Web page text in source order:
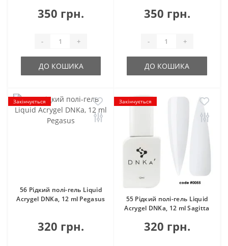
350 грн.
- +
ДО КОШИКА
350 грн.
- +
ДО КОШИКА
Закінчується
56 Рідкий полі-гель Liquid
Acrygel DNKa, 12 ml Pegasus
320 грн.
Закінчується
55 Рідкий полі-гель Liquid
Acrygel DNKa, 12 ml Sagitta
320 грн.